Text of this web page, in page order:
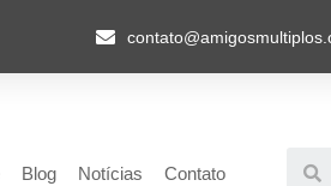
Blog Notícias Contato